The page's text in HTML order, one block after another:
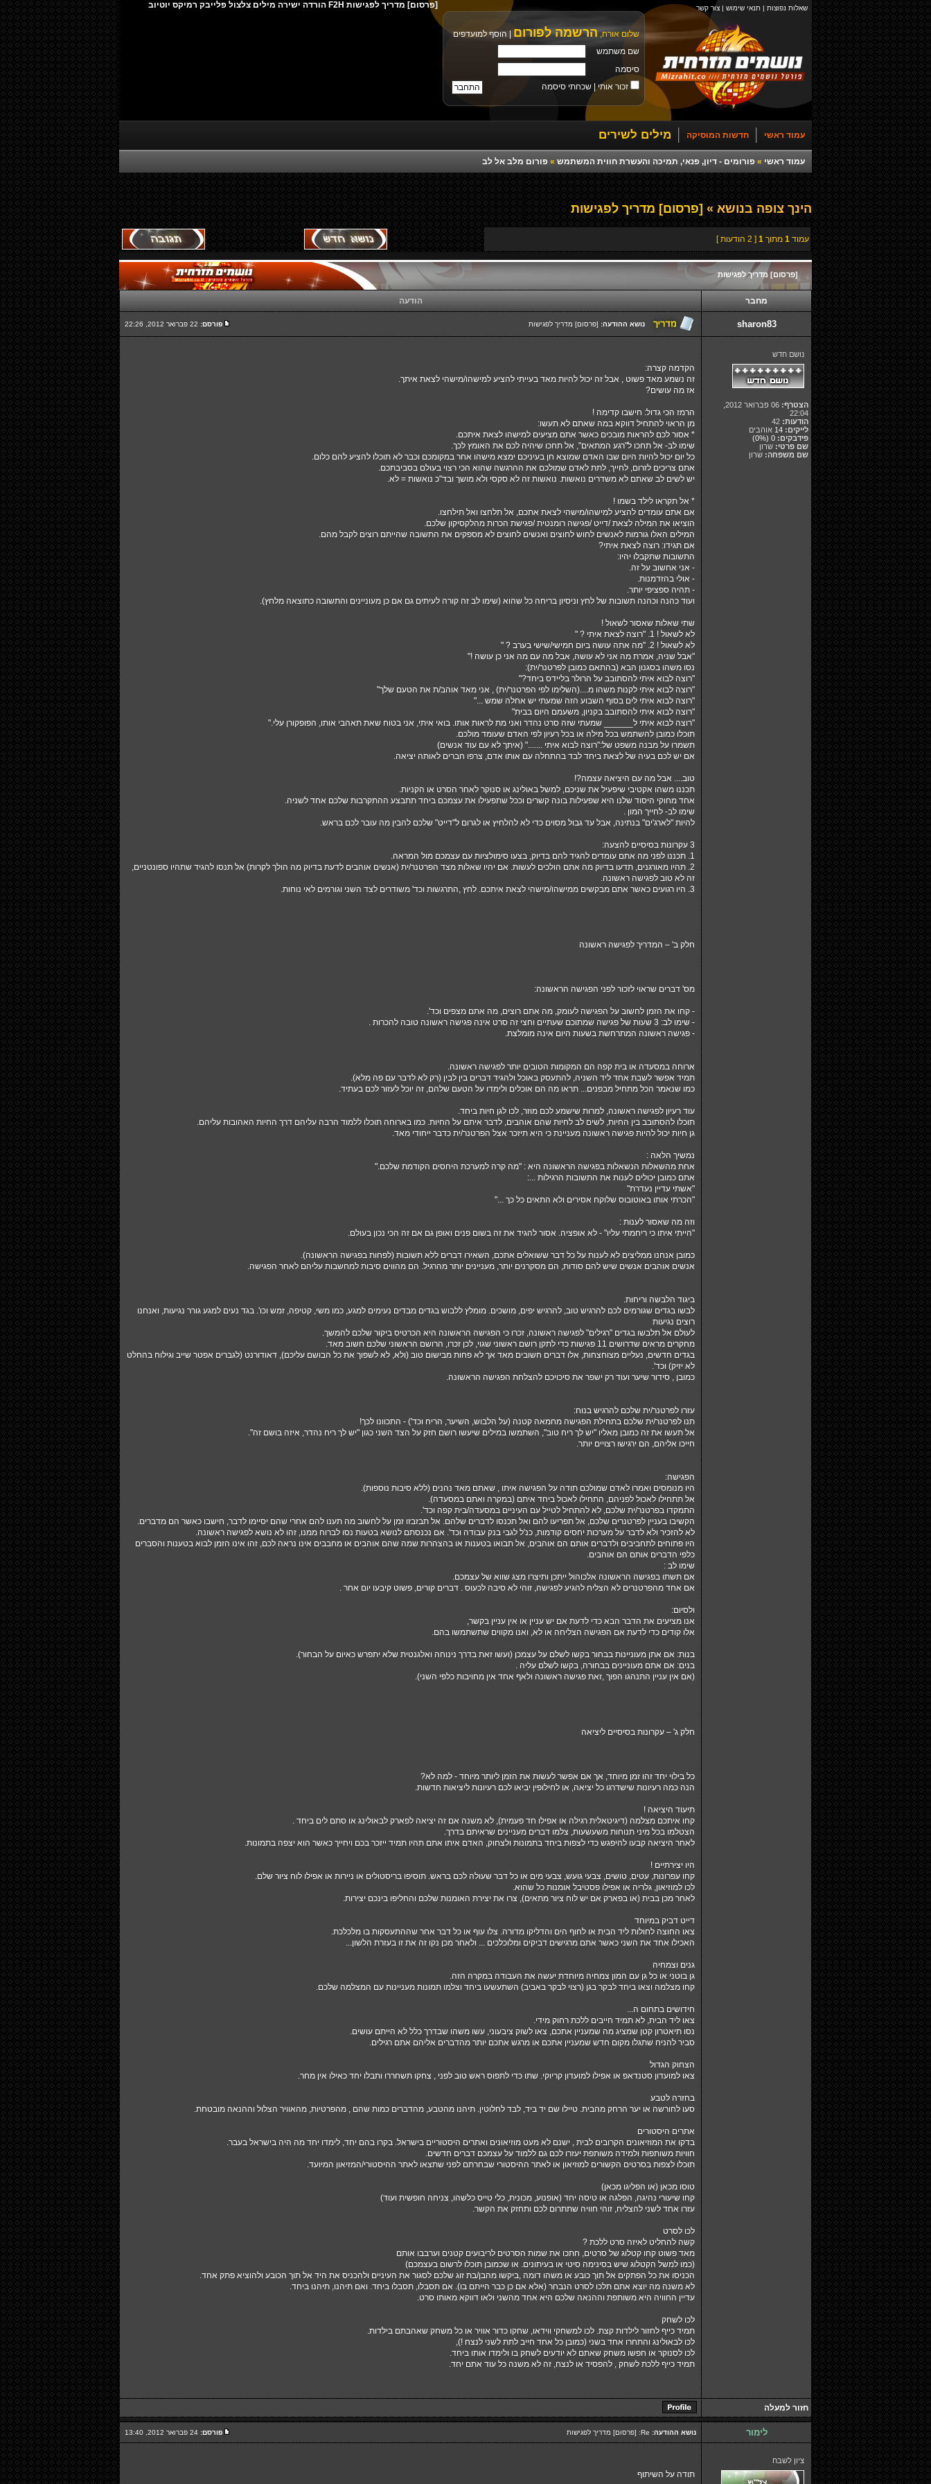
שאלות נפוצות | תנאי שימוש | צור קשר
שלום אורח, הרשמה לפורום
הוסף למועדפים
שם משתמש
סיסמה
זכור אותי |שכחתי סיסמה
[פרסום] מדריך לפגישות F2H הורדה ישירה מילים צלצול פלייבק רמיקס יוטיוב
עמוד ראשי חדשות המוסיקה מילים לשירים
עמוד ראשי » פורומים - דיון, פנאי, תמיכה והעשרת חווית המשתמש » פורום מלב אל לב
הינך צופה בנושא » [פרסום] מדריך לפגישות
עמוד 1 מתוך 1 [ 2 הודעות ]
[פרסום] מדריך לפגישות
מחבר הודעה
sharon83 נושא ההודעה: [פרסום] מדריך לפגישות פורסם:
נושם חדש
הצטרף:
22:04
הודעות:
לייקים: 14 אוהבים
פידבקים: 0
(0%)
שם פרטי: שרון
שם משפחה: שרון
הקדמה קצרה:
זה נשמע מאד פשוט , אבל זה יכול להיות מאד בעייתי להציע למישהו/מישהי לצאת איתך.
אז מה עושים?
הרמז הכי גדול: חישבו קדימה !
מן הראוי להתחיל דווקא במה שאתם לא תעשו:
* אסור לכם להראות מובכים כאשר אתם מציעים למישהו לצאת איתכם.
שימו לב- אל תחכו ל"רגע המתאים", אל תחכו שיהיה לכם את האומץ לכך.
כל יום יכול להיות היום שבו האדם שמוצא חן בעיניכם ימצא מישהו אחר במקומכם וכבר לא תוכלו להציע להם כלום.
אתם צריכים לזרום, לחייך, לתת לאדם שמולכם את ההרגשה שהוא הכי רצוי בעולם בסביבתכם.
יש לשים לב שאתם לא משדרים נואשות. נואשות זה לא סקסי ולא מושך ובד"כ נואשות = לא.
* אל תקראו לילד בשמו !
אם אתם עומדים להציע למישהו/מישהי לצאת אתכם, אל תלחצו ואל תילחצו.
הוציאו את המילה לצאת /דייט /פגישה רומנטית /פגישת הכרות מהלקסיקון שלכם.
המילים האלו גורמות לאנשים לחוש לחוצים ואנשים לחוצים לא מספקים את התשובה שהייתם רוצים לקבל מהם.
אם תגידו: רוצה לצאת איתי?
התשובות שתקבלו יהיו:
- אני אחשוב על זה.
- אולי בהזדמנות.
- תהיה ספציפי יותר.
ועוד כהנה וכהנה תשובות של לחץ וניסיון בריחה כל שהוא (שימו לב זה קורה לעיתים גם אם כן מעוניינים והתשובה כתוצאה מלחץ).
שתי שאלות שאסור לשאול !
לא לשאול ! 1. "רוצה לצאת איתי ? "
לא לשאול ! 2. "מה אתה עושה ביום חמישי/שישי בערב ? "
"אבל שניה, אמרת מה אני לא עושה, אבל מה עם מה אני כן עושה !"
נסו משהו בסגנון הבא (בהתאם כמובן לפרטנר/ית):
"רוצה לבוא איתי להסתובב על הרולר בליידס ביחד?"
"רוצה לבוא איתי לקנות משהו מ....(השלימו לפי הפרטנר/ית) , אני מאד אוהב/ת את הטעם שלך"
"רוצה לבוא איתי לים בסוף השבוע הזה שמעתי יש אחלה שמש ..."
"רוצה לבוא איתי להסתובב בקניון, משעמם היום בבית"
"רוצה לבוא איתי ל______ שמעתי שזה סרט נהדר ואני מת לראות אותו. בואי איתי, אני בטוח שאת תאהבי אותו, הפופקורן עלי."
תוכלו כמובן להשתמש בכל מילה או בכל רעיון לפי האדם שעומד מולכם.
תשמרו על מבנה משפט של:"רוצה לבוא איתי ......." (איתך לא עם עוד אנשים)
אם יש לכם בעיה של לצאת ביחד לבד בהתחלה עם אותו אדם, צרפו חברים לאותה יציאה.
טוב.... אבל מה עם היציאה עצמה?!
תכננו משהו אקטיבי שיפעיל את שניכם, למשל באולינג או סנוקר לאחר הסרט או הקניות.
אחד מחוקי היסוד שלנו היא שפעילות בונה קשרים וככל שתפעילו את עצמכם ביחד תתבצע ההתקרבות שלכם אחד לשניה.
שימו לב- לחייך המון .
להיות "לארג'ים" בנתינה, אבל עד גבול מסוים כדי לא להלחיץ או לגרום ל"דייט" שלכם להבין מה עובר לכם בראש.
3 עקרונות בסיסיים להצעה:
1. תכננו לפני מה אתם עומדים להגיד להם בדיוק, בצעו סימולציות עם עצמכם מול המראה.
2. תהיו מאורגנים, תדעו בדיוק מה אתם הולכים לעשות. אם יהיו שאלות מצד הפרטנר/ית (אנשים אוהבים לדעת בדיוק מה הולך לקרות) אל תנסו להגיד שתהיו ספונטניים,
זה לא טוב לפגישה ראשונה.
3. היו רגועים כאשר אתם מבקשים ממישהו/מישהי לצאת איתכם. לחץ ,התרגשות וכד' משודרים לצד השני וגורמים לאי נוחות.
חלק ב' – המדריך לפגישה ראשונה
מס' דברים שראוי לזכור לפני הפגישה הראשונה:
- קחו את הזמן לחשוב על הפגישה לעומק, מה אתם רוצים, מה אתם מצפים וכד'.
- שימו לב: 3 שעות של פגישה שמתוכם שעתיים וחצי זה סרט אינה פגישה ראשונה טובה להכרות .
- פגישה ראשונה המתרחשת בשעות היום אינה מומלצת.
ארוחה במסעדה או בית קפה הם המקומות הטובים יותר לפגישה ראשונה.
תמיד אפשר לשבת אחד ליד השניה, להתעסק באוכל ולהגיד דברים בין לבין (רק לא לדבר עם פה מלא).
כמו שנאמר הכל מתחיל מבפנים... תראו מה הם אוכלים ולימדו על הטעם שלהם, זה יוכל לעזור לכם בעתיד.
עוד רעיון לפגישה ראשונה, למרות שישמע לכם מוזר, לכו לגן חיות ביחד.
תוכלו להסתובב בין החיות, לשים לב לחיות שהם אוהבים, לדבר איתם על החיות. כמו בארוחה תוכלו ללמוד הרבה עליהם דרך החיות האהובות עליהם.
גן חיות יכול להיות פגישה ראשונה מעניינת כי היא תיזכר אצל הפרטנר/ית כדבר ייחודי מאד.
נמשיך הלאה :
אחת מהשאלות הנשאלות בפגישה הראשונה היא : "מה קרה למערכת היחסים הקודמת שלכם."
אתם כמובן יכולים לענות את התשובות הרגילות ...:
"אשתי עדיין נעדרת"
"הכרתי אותו באוטובוס שלוקח אסירים ולא התאים כל כך ..."
וזה מה שאסור לענות :
"הייתי איתו כי ריחמתי עליו" - לא אופציה. אסור להגיד את זה בשום פנים ואופן גם אם זה הכי נכון בעולם.
כמובן אנחנו ממליצים לא לענות על כל דבר ששואלים אתכם, השאירו דברים ללא תשובות (לפחות בפגישה הראשונה).
אנשים אוהבים אנשים שיש להם סודות, הם מסקרנים יותר, מעניינים יותר מהרגיל. הם מהווים סיבות למחשבות עליהם לאחר הפגישה.
ביגוד הלבשה וריחות.
לבשו בגדים שגורמים לכם להרגיש טוב, להרגיש יפים, מושכים. מומלץ ללבוש בגדים מבדים נעימים למגע, כמו משי, קטיפה, זמש וכו'. בגד נעים למגע גורר נגיעות, ואנחנו
רוצים נגיעות
לעולם אל תלבשו בגדים "רגילים" לפגישה ראשונה, זכרו כי הפגישה הראשונה היא הכרטיס ביקור שלכם להמשך.
מחקרים מראים שדרושים 11 פגישות כדי לתקן רושם ראשוני שגוי, לכן זכרו, הרושם הראשוני שלכם חשוב מאד.
בגדים חדשים, נעליים מצוחצחות, אלו דברים חשובים מאד אך לא פחות מבישום טוב (ולא, לא לשפוך את כל הבושם עליכם), דאודורנט (לגברים אפטר שייב וגילוח בהחלט
לא יזיק) וכד'.
כמובן , סידור שיער ועוד רק ישפר את סיכויכם להצלחת הפגישה הראשונה.
עזרו לפרטנר/ית שלכם להרגיש בנוח:
תנו לפרטנר/ית שלכם בתחילת הפגישה מחמאה קטנה (על הלבוש, השיער, הריח וכד') - התכוונו לכך!
אל תעשו את זה כמובן מאליו "יש לך ריח טוב", השתמשו במילים שיעשו רושם חזק על הצד השני כגון "יש לך ריח נהדר, איזה בושם זה".
חייכו אליהם, הם ירגישו רצויים יותר.
הפגישה:
היו מנומסים ואמרו לאדם שמולכם תודה על הפגישה איתו , שאתם מאד נהנים (ללא סיבות נוספות).
אל תתחילו לאכול לפניהם, התחילו לאכול ביחד איתם (במקרה ואתם במסעדה).
התמקדו בפרטנר/ית שלכם, לא להתחיל לטייל עם העיניים במסעדה/בית קפה וכד'.
הקשיבו בעניין לפרטנרים שלכם, אל תפריעו להם ואל תכנסו לדברים שלהם. אל תבזבזו זמן על לחשוב מה תענו להם אחרי שהם יסיימו לדבר, חישבו כאשר הם מדברים.
לא להזכיר ולא לדבר על מערכות יחסים קודמות, כנ'ל לגבי בנק עבודה וכד'. אם נכנסתם לנושא בטעות נסו לברוח ממנו, זהו לא נושא לפגישה ראשונה.
היו פתוחים לתחביבים ולדברים אותם הם אוהבים, אל תבואו בטענות או בהצהרות שמה שהם אוהבים או מחבבים אינו נראה לכם, זהו אינו הזמן לבוא בטענות והסברים
כלפי הדברים אותם הם אוהבים.
שימו לב :
אם תשתו בפגישה הראשונה אלכוהול ייתכן ותיצרו מצג שווא של עצמכם.
אם אחד מהפרטנרים לא הצליח להגיע לפגישה, זוהי לא סיבה לכעוס . דברים קורים, פשוט קיבעו יום אחר .
ולסיום:
אנו מציעים את הדבר הבא כדי לדעת אם יש עניין או אין עניין בקשר,
אלו קודים כדי לדעת אם הפגישה הצליחה או לא, ואנו מקווים שתשתמשו בהם.
בנות: אם אתן מעוניינות בבחור בקשו לשלם על עצמכן (ועשו זאת בדרך נינוחה ואלגנטית שלא יתפרש כאיום על הבחור).
בנים: אם אתם מעוניינים בבחורה, בקשו לשלם עליה .
(אם אין עניין התנהגו הפוך ,זאת פגישה ראשונה ולאף אחד אין מחויבות כלפי השני).
חלק ג' – עקרונות בסיסיים ליציאה
כל בילוי יחד זהו זמן מיוחד, אך אם אפשר לעשות את הזמן ליותר מיוחד - למה לא?
הנה כמה רעיונות שישדרגו כל יציאה, או לחילופין יביאו לכם רעיונות ליציאות חדשות.
תיעוד היציאה !
קחו איתכם מצלמה (דיגיטאלית רגילה או אפילו חד פעמית), לא משנה אם זה יציאה לפארק לבאולינג או סתם לים ביחד .
הצטלמו בכל מיני תנוחות משעשעות, צלמו דברים מעניינים שראיתם בדרך.
לאחר היציאה קבעו להיפגש כדי לצפות ביחד בתמונות ולצחוק, האדם איתו אתם תהיו תמיד ייזכר בכם ויחייך כאשר הוא יצפה בתמונות.
היו יצירתיים !
קחו עפרונות, עטים, טושים, צבעי גועש, צבעי מים או כל דבר שעולה לכם בראש. תוסיפו בריסטולים או ניירות או אפילו לוח ציור שלם.
לכו למוזיאון, גלריה או אפילו פסטיבל אומנות כל שהוא.
לאחר מכן בבית (או בפארק אם יש לוח ציור מתאים), צרו את יצירת האומנות שלכם והחליפו בינכם יצירות.
דייט דביק במיוחד
צאו החוצה לחולות ליד הבית או לחוף הים והדליקו מדורה. צלו עוף או כל דבר אחר שההתעסקות בו מלכלכת.
האכילו אחד את השני כאשר אתם מרגישים דביקים ומלוכלכים ... ולאחר מכן נקו זה את זו בעזרת הלשון...
גנים וצמחיה
גן בוטני או כל גן עם המון צמחיה מיוחדת יעשה את העבודה במקרה הזה.
קחו מצלמה וצאו ביחד לבקר בגן (רצוי לבקר באביב) השתעשעו ביחד וצלמו תמונות מעניינות עם המצלמה שלכם.
חידושים בתחום ה...
צאו ליד הבית, לא תמיד חייבים ללכת רחוק מידי.
נסו תיאטרון קטן שמציג מה שמעניין אתכם, צאו לשוק ציבעוני, עשו משהו שבדרך כלל לא הייתם עושים.
סביר להניח שתגלו מקום חדש שמעניין אתכם או מרגש אתכם יותר מהדברים אליהם אתם רגילים.
הצחוק הגדול
צאו למועדון סטנדאפ או אפילו למועדון קריוקי. שתו כדי לתפוס ראש טוב לפני , צחקו תשחררו ותבלו יחד כאילו אין מחר.
בחזרה לטבע
סעו לחורשה או יער הרחק מהבית. טיילו שם יד ביד, לבד לחלוטין. תיהנו מהטבע, מהדברים כמות שהם , מהפרטיות, מהאוויר הצלול וההנאה מובטחת.
אתרים היסטורים
בדקו את המוזיאונים הקרובים לבית , ישנם לא מעט מוזיאונים ואתרים היסטוריים בישראל. בקרו בהם יחד, לימדו יחד מה היה בישראל בעבר.
חוויות משותפות ולמידה משותפת יעזרו לכם גם ללמוד על עצמכם דברים חדשים.
תוכלו לצפות בסרטים הקשורים למוזיאון או לאתר ההיסטורי שבחרתם לפני שתצאו לאתר ההיסטורי/המזיאון המיועד.
טוסו מכאן (או הפליגו מכאן)
קחו שיעורי נהיגה, הפלגה או טיסה יחד (אופנוע, מכונית, כלי טייס כלשהו, צניחה חופשית ועוד)
עזרו אחד לשני להצליח, זוהי חוויה שתתרום לכם ותחזק את הקשר.
לכו לסרט
קשה להחליט לאיזה סרט ללכת ?
מאד פשוט קחו קטלוג של סרטים, חתכו את שמות הסרטים לריבועים קטנים וערבבו אותם
(כמו למשל הקטלוג שיש בסינימה סיטי או בעיתונים. או שכמובן תוכלו לרשום בעצמכם)
הכניסו את כל הפתקים אל תוך כובע או משהו דומה ,ביקשו מהבן/בת זוג שלכם לסגור את העיניים ולהכניס את היד אל תוך הכובע ולהוציא פתק אחד.
לא משנה מה יוצא אתם תלכו לסרט הנבחר (אלא אם כן כבר הייתם בו). אם תסבלו, תסבלו ביחד. ואם תיהנו, תיהנו ביחד.
עדיין החוויה היא משותפת וההנאה שלכם היא אחד מהשני ולאו דווקא מאותו סרט.
לכו לשחק
תמיד כייף לחזור לילדות קצת. לכו למשחקי ווידאו, שחקו כדור אוויר או כל משחק שאהבתם בילדות.
לכו לבאולינג והתחרו אחד בשני (כמובן כל אחד חייב לתת לשני לנצח !),
לכו לסנוקר או חפשו משחק שאתם לא יודעים לשחק בו ולימדו אותו ביחד.
תמיד כייף ללכת לשחק , להפסיד או לנצח, זה לא משנה כל עוד אתם יחד.
חזור למעלה
לימור נושא ההודעה: פורסם:
ציון לשבח
תודה על השיתוף